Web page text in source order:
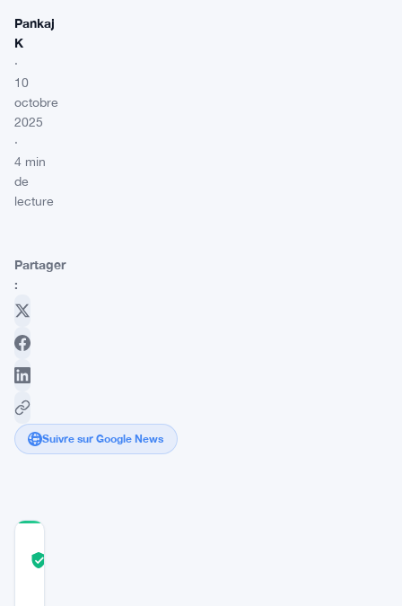
Pankaj
K
·
10
octobre
2025
·
4 min
de
lecture
Partager
:
Suivre sur Google News